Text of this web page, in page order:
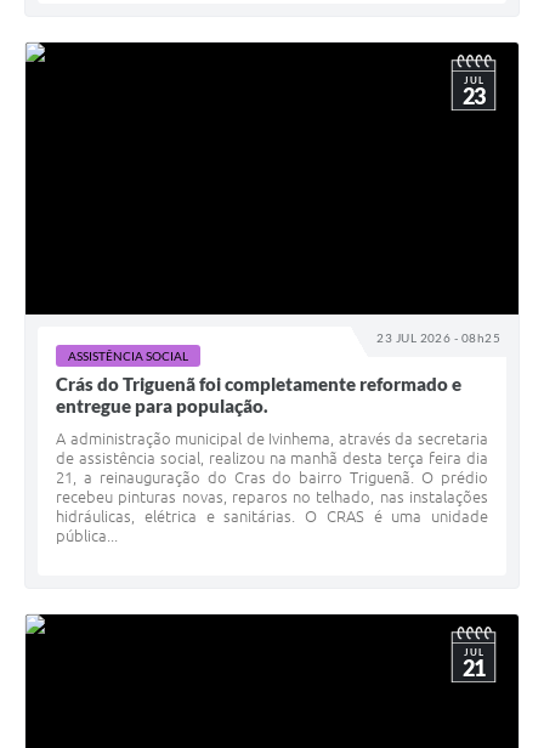
23 JUL 2026 - 08h25
JUL
23
ASSISTÊNCIA SOCIAL
Crás do Triguenã foi completamente reformado e
entregue para população.
A administração municipal de Ivinhema, através da secretaria
de assistência social, realizou na manhã desta terça feira dia
21, a reinauguração do Cras do bairro Triguenã. O prédio
recebeu pinturas novas, reparos no telhado, nas instalações
hidráulicas, elétrica e sanitárias. O CRAS é uma unidade
pública...
JUL
21